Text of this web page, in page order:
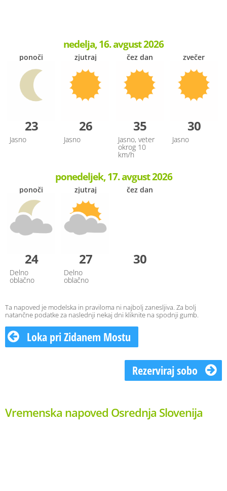
nedelja, 16. avgust 2026
ponoči
23
Jasno
zjutraj
26
Jasno
čez dan
35
Jasno, veter
okrog 10
km/h
zvečer
30
Jasno
ponedeljek, 17. avgust 2026
ponoči
24
Delno
oblačno
zjutraj
27
Delno
oblačno
čez dan
30
Ta napoved je modelska in praviloma ni najbolj zanesljiva. Za bolj
natančne podatke za naslednji nekaj dni kliknite na spodnji gumb.
Loka pri Zidanem Mostu
Rezerviraj sobo
Vremenska napoved Osrednja Slovenija